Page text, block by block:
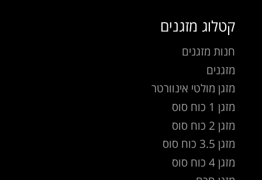
קטלוג מזגנים
חנות מזגנים
מזגנים
מזגן מולטי אינוורטר
מזגן 1 כוח סוס
מזגן 2 כוח סוס
מזגן 3.5 כוח סוס
מזגן 4 כוח סוס